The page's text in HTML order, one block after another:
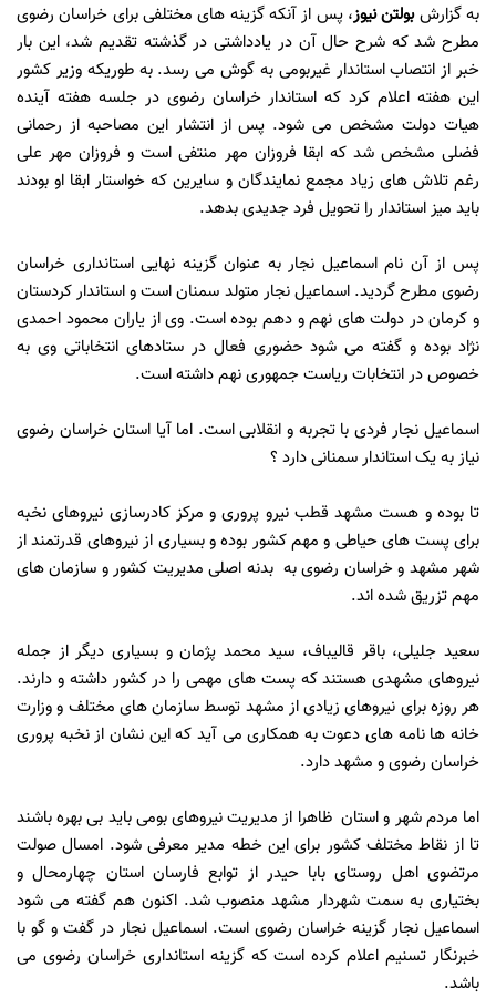
به گزارشبولتن نیوز، پس از آنکه گزینه های مختلفی برای خراسان رضوی
مطرح شد که شرح حال آن در یادداشتی در گذشته تقدیم شد، این بار
خبر از انتصاب استاندار غیربومی به گوش می رسد. به طوریکه وزیر کشور
این هفته اعلام کرد که استاندار خراسان رضوی در جلسه هفته آینده
هیات دولت مشخص می شود. پس از انتشار این مصاحبه از رحمانی
فضلی مشخص شد که ابقا فروزان مهر منتفی است و فروزان مهر علی
رغم تلاش های زیاد مجمع نمایندگان و سایرین که خواستار ابقا او بودند
باید میز استاندار را تحویل فرد جدیدی بدهد.
پس از آن نام اسماعیل نجار به عنوان گزینه نهایی استانداری خراسان
رضوی مطرح گردید. اسماعیل نجار متولد سمنان است و استاندار کردستان
و کرمان در دولت های نهم و دهم بوده است. وی از یاران محمود احمدی
نژاد بوده و گفته می شود حضوری فعال در ستادهای انتخاباتی وی به
خصوص در انتخابات ریاست جمهوری نهم داشته است.
اسماعیل نجار فردی با تجربه و انقلابی است. اما آیا استان خراسان رضوی
نیاز به یک استاندار سمنانی دارد ؟
تا بوده و هست مشهد قطب نیرو پروری و مرکز کادرسازی نیروهای نخبه
برای پست های حیاطی و مهم کشور بوده و بسیاری از نیروهای قدرتمند از
شهر مشهد و خراسان رضوی به بدنه اصلی مدیریت کشور و سازمان های
مهم تزریق شده اند.
سعید جلیلی، باقر قالیباف، سید محمد پژمان و بسیاری دیگر از جمله
نیروهای مشهدی هستند که پست های مهمی را در کشور داشته و دارند.
هر روزه برای نیروهای زیادی از مشهد توسط سازمان های مختلف و وزارت
خانه ها نامه های دعوت به همکاری می آید که این نشان از نخبه پروری
خراسان رضوی و مشهد دارد.
اما مردم شهر و استان ظاهرا از مدیریت نیروهای بومی باید بی بهره باشند
تا از نقاط مختلف کشور برای این خطه مدیر معرفی شود. امسال صولت
مرتضوی اهل روستای بابا حیدر از توابع فارسان استان چهارمحال و
بختیاری به سمت شهردار مشهد منصوب شد. اکنون هم گفته می شود
اسماعیل نجار گزینه خراسان رضوی است. اسماعیل نجار در گفت و گو با
خبرنگار تسنیم اعلام کرده است که گزینه استانداری خراسان رضوی می
باشد.